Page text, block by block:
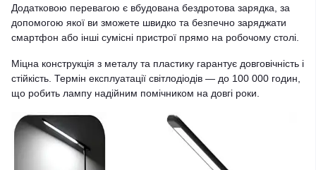
Додатковою перевагою є вбудована бездротова зарядка, за
допомогою якої ви зможете швидко та безпечно заряджати
смартфон або інші сумісні пристрої прямо на робочому столі.
Міцна конструкція з металу та пластику гарантує довговічність і
стійкість. Термін експлуатації світлодіодів — до 100 000 годин,
що робить лампу надійним помічником на довгі роки.